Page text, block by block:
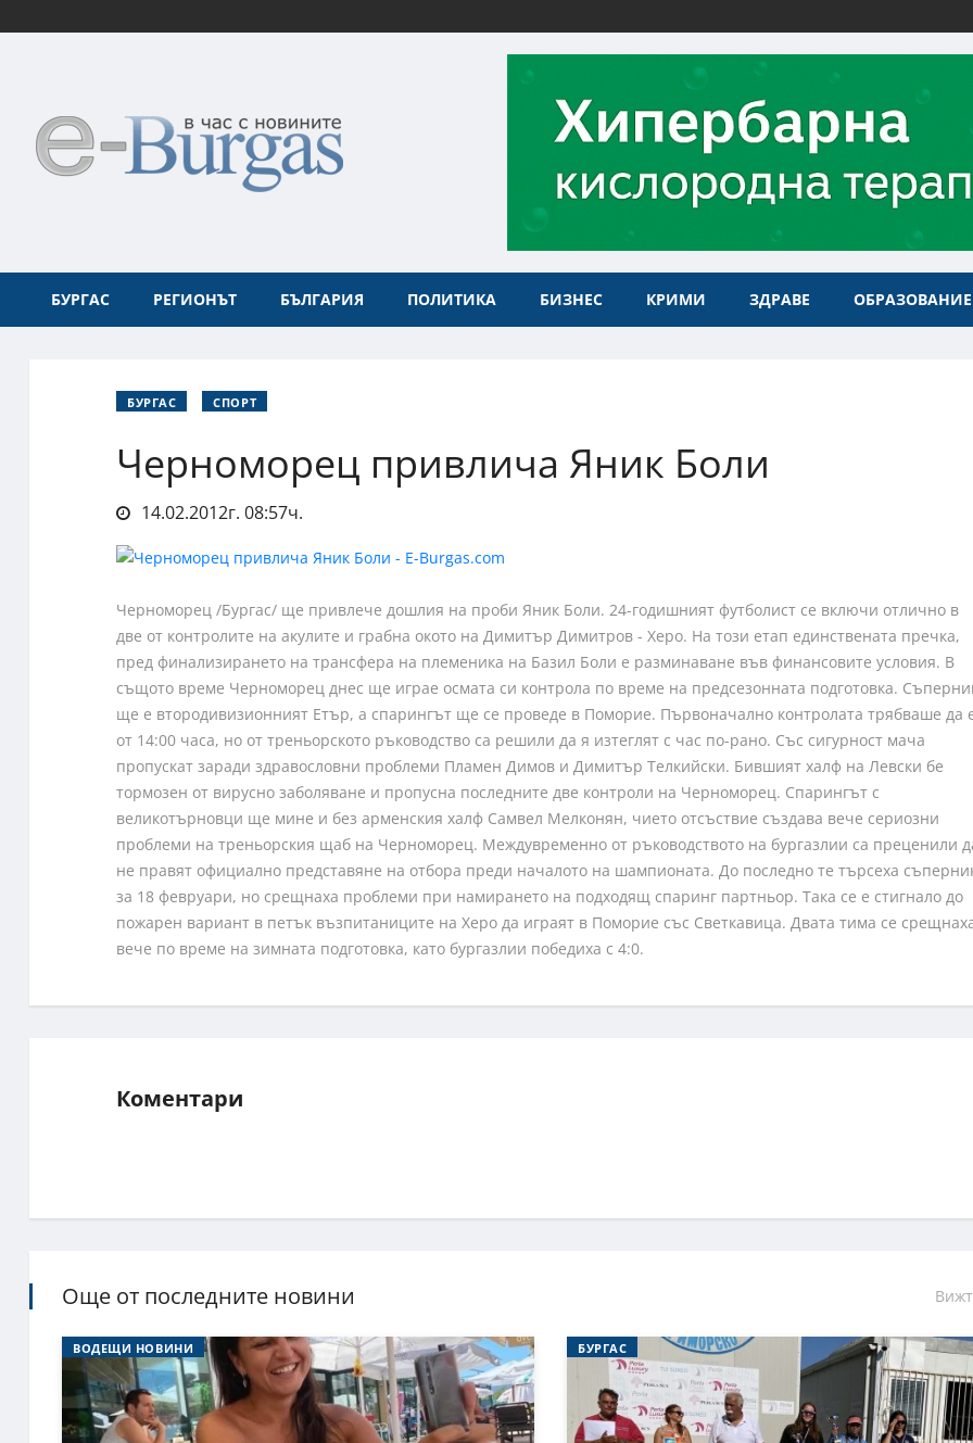
БУРГАС РЕГИОНЪТ БЪЛГАРИЯ ПОЛИТИКА БИЗНЕС КРИМИ ЗДРАВЕ ОБРАЗОВАНИЕ
БУРГАС СПОРТ
Черноморец привлича Яник Боли
14.02.2012г. 08:57ч.
Черноморец /Бургас/ ще привлече дошлия на проби Яник Боли. 24-годишният футболист се включи отлично в
две от контролите на акулите и грабна окото на Димитър Димитров - Херо. На този етап единствената пречка,
пред финализирането на трансфера на племеника на Базил Боли е разминаване във финансовите условия. В
същото време Черноморец днес ще играе осмата си контрола по време на предсезонната подготовка.
ще е втородивизионният Етър, а спарингът ще се проведе в Поморие. Първоначално контролата трябваше да
от 14:00 часа, но от треньорското ръководство са решили да я изтеглят с час по-рано. Със сигурност мача
пропускат заради здравословни проблеми Пламен Димов и Димитър Телкийски. Бившият халф на Левски бе
тормозен от вирусно заболяване и пропусна последните две контроли на Черноморец. Спарингът с
великотърновци ще мине и без арменския халф Самвел Мелконян, чието отсъствие създава вече сериозни
проблеми на треньорския щаб на Черноморец. Междувременно от ръководството на бургазлии са преценили
не правят официално представяне на отбора преди началото на шампионата. До последно те търсеха
за 18 февруари, но срещнаха проблеми при намирането на подходящ спаринг партньор. Така се е стигнало до
пожарен вариант в петък възпитаниците на Херо да играят в Поморие със Светкавица. Двата тима се
вече по време на зимната подготовка, като бургазлии победиха с 4:0.
Коментари
Още от последните новини
ВОДЕЩИ НОВИНИ БУРГАС